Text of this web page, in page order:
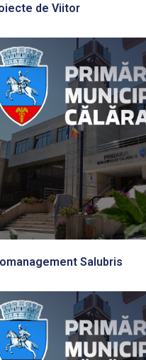
de Viitor
Salubris